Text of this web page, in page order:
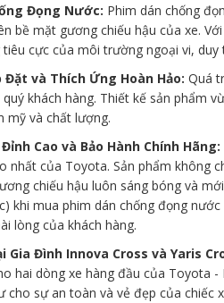
Đọng Nước: Phim dán chống
bề mặt gương chiếu hậu của xe.
cực của môi trường ngoại vi,
Đặt và Thích Ứng Hoàn Hảo: Quá
khách hàng. Thiết kế sản phẩm
mỹ và chất lượng.
Cao và Bảo Hành Chính Hãng:
nhất của Toyota. Sản phẩm không
chiếu hậu luôn sáng bóng và
khi mua phim dán chống đọng
lòng của khách hàng.
Gia Đình Innova Cross và Yaris
hai dòng xe hàng đầu của Toyota
cho sự an toàn và vẻ đẹp của